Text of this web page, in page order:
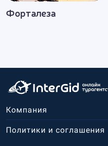
Форталеза
Компания
Политики и соглашения